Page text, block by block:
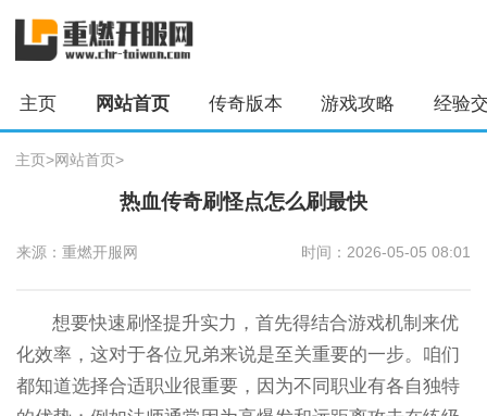
主页 网站首页 传奇版本 游戏攻略 经验
主页>网站首页>
热血传奇刷怪点怎么刷最快
来源：重燃开服网 时间：2026-05-05 08:01
想要快速刷怪提升实力，首先得结合游戏机制来优
化效率，这对于各位兄弟来说是至关重要的一步。咱们
都知道选择合适职业很重要，因为不同职业有各自独特